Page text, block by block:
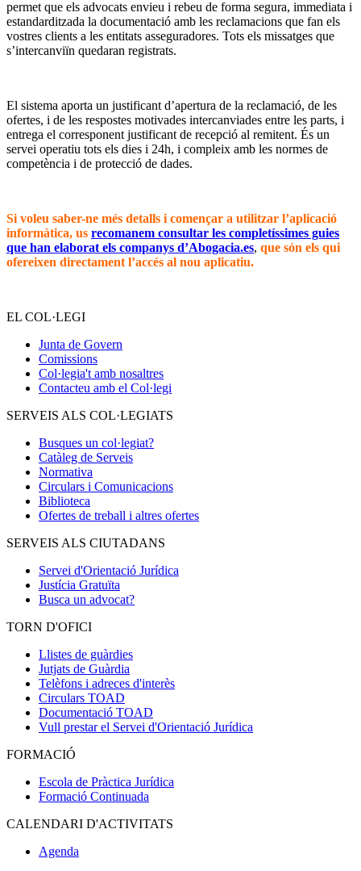
permet que els advocats envieu i rebeu de forma segura, immediata i
estandarditzada la documentació amb les reclamacions que fan els
vostres clients a les entitats asseguradores. Tots els missatges que
s’intercanviïn quedaran registrats.
El sistema aporta un justificant d’apertura de la reclamació, de les
ofertes, i de les respostes motivades intercanviades entre les parts, i
entrega el corresponent justificant de recepció al remitent. És un
servei operatiu tots els dies i 24h, i compleix amb les normes de
competència i de protecció de dades.
Si voleu saber-ne més detalls i començar a utilitzar l’aplicació
informàtica, us recomanem consultar les completíssimes guies
que han elaborat els companys d’Abogacia.es, que són els qui
ofereixen directament l’accés al nou aplicatiu.
EL COL·LEGI
Junta de Govern
Comissions
Col·legia't amb nosaltres
Contacteu amb el Col·legi
SERVEIS ALS COL·LEGIATS
Busques un col·legiat?
Catàleg de Serveis
Normativa
Circulars i Comunicacions
Biblioteca
Ofertes de treball i altres ofertes
SERVEIS ALS CIUTADANS
Servei d'Orientació Jurídica
Justícia Gratuïta
Busca un advocat?
TORN D'OFICI
Llistes de guàrdies
Jutjats de Guàrdia
Telèfons i adreces d'interès
Circulars TOAD
Documentació TOAD
Vull prestar el Servei d'Orientació Jurídica
FORMACIÓ
Escola de Pràctica Jurídica
Formació Continuada
CALENDARI D'ACTIVITATS
Agenda